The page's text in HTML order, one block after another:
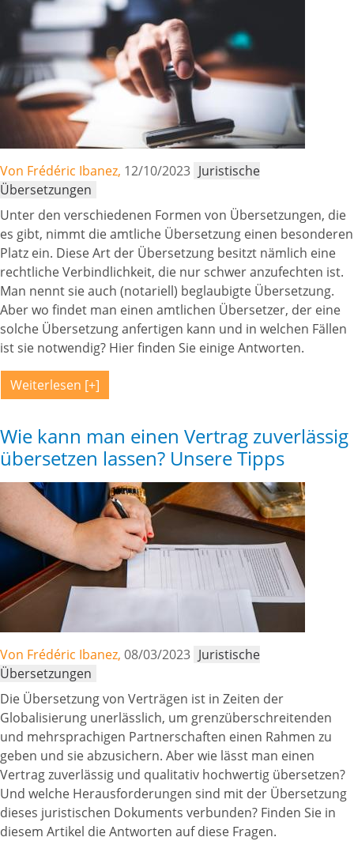
Von Frédéric Ibanez, 12/10/2023 Juristische
Übersetzungen
Unter den verschiedenen Formen von Übersetzungen, die
es gibt, nimmt die amtliche Übersetzung einen besonderen
Platz ein. Diese Art der Übersetzung besitzt nämlich eine
rechtliche Verbindlichkeit, die nur schwer anzufechten ist.
Man nennt sie auch (notariell) beglaubigte Übersetzung.
Aber wo findet man einen amtlichen Übersetzer, der eine
solche Übersetzung anfertigen kann und in welchen Fällen
ist sie notwendig? Hier finden Sie einige Antworten.
Weiterlesen
Wie kann man einen Vertrag zuverlässig
übersetzen lassen? Unsere Tipps
Von Frédéric Ibanez, 08/03/2023 Juristische
Übersetzungen
Die Übersetzung von Verträgen ist in Zeiten der
Globalisierung unerlässlich, um grenzüberschreitenden
und mehrsprachigen Partnerschaften einen Rahmen zu
geben und sie abzusichern. Aber wie lässt man einen
Vertrag zuverlässig und qualitativ hochwertig übersetzen?
Und welche Herausforderungen sind mit der Übersetzung
dieses juristischen Dokuments verbunden? Finden Sie in
diesem Artikel die Antworten auf diese Fragen.